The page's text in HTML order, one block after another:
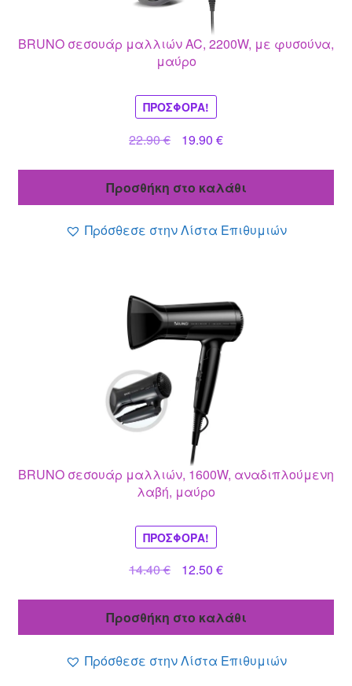
BRUNO σεσουάρ μαλλιών AC, 2200W, με φυσούνα,
μαύρο
ΠΡΟΣΦΟΡΆ!
22.90€
Original
22.90 €.
19.90 €Η
είναι:
Προσθήκη στο καλάθι
Πρόσθεσε στην Λίστα Επιθυμιών
BRUNO σεσουάρ μαλλιών, 1600W, αναδιπλούμενη
λαβή, μαύρο
ΠΡΟΣΦΟΡΆ!
14.40€
Original
14.40 €.
12.50 €Η
είναι:
Προσθήκη στο καλάθι
Πρόσθεσε στην Λίστα Επιθυμιών